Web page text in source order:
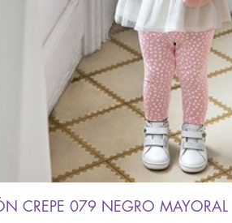
CREPE 079 NEGRO MAYORAL